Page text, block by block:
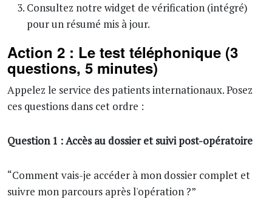
Consultez notre widget de vérification (intégré)
pour un résumé mis à jour.
Action 2 : Le test téléphonique (3
questions, 5 minutes)
Appelez le service des patients internationaux. Posez
ces questions dans cet ordre :
Question 1 : Accès au dossier et suivi post-opératoire
“Comment vais-je accéder à mon dossier complet et
suivre mon parcours après l'opération ?”